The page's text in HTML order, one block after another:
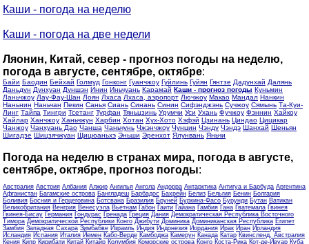
Каши - погода на неделю
Каши - погода на две недели
Ляонин, Китай, север - прогноз погоды на неделю,
погода в августе, сентябре, октябре:
Байи Баодин Бейхай Голмуд Гонконг Гуанчжоу Гуйлинь Гуйян Гянтзе Дадунхай Далянь
Даньдун Дунхуан Дуншэн Инин Иньчуань Карамай Каши - прогноз погоды Куньмин
Ланьчжоу Лау-Фау-Шан Лоян Лхаса Лхаса, аэропорт Лючжоу Макао Мандал Нанкин
Наньнин Наньчан Пекин Санья Сиань Синань Синин Сифэнджэнь Сучжоу Сямынь Та-Куи-
Линг Тайпа Тингри Тсетанг Турфан Тяньцзинь Урумчи Уси Ухань Фучжоу Фэннин Хайкоу
Хайлар Ханчжоу Ханьчжун Харбин Хотан Хух-Хото Хэфэй Цзинань Циндао Цицикар
Чанжоу Чанхуань Дао Чанша Чаньчунь Чжэнчжоу Чунцин Чэнду Чэндэ Шанхай Шеньян
Шигадзе Шицзячжуан Щицюаньхэ Эньши Эренхот Ялунвань Яньчи
Погода на неделю в странах мира, погода в августе,
сентябре, октябре, прогноз погоды:
Австралия Австрия Албания Алжир Ангилья Ангола Андорра Антарктика Антигуа и Барбуда Аргентина
Афганистан Багамские острова Бангладеш Барбадос Бахрейн Белиз Бельгия Бенин Болгария
Боливия Босния и Герцеговина Ботсвана Бразилия Бруней Буркина-Фасо Бурунди Бутан Ватикан
Великобритания Венгрия Венесуэла Вьетнам Габон Гаити Гайана Гамбия Гана Гватемала Гвинея
Гвинея-Бисау Германия Гондурас Гренада Греция Дания Демократическая Республика Восточного
Тимора Демократической Республики Конго Джибути Доминика Доминиканская Республика Египет
Замбия Западная Сахара Зимбабве Израиль Индия Индонезия Иордания Ирак Иран Ирландия
Исландия Испания Италия Йемен Кабо-Верде Камбоджа Камерун Канада Катар Квинсленд, Австралия
Кения Кипр Кирибати Китай Китайр Колумбия Коморские острова Конго Коста-Рика Кот-де-Ивуар Куба